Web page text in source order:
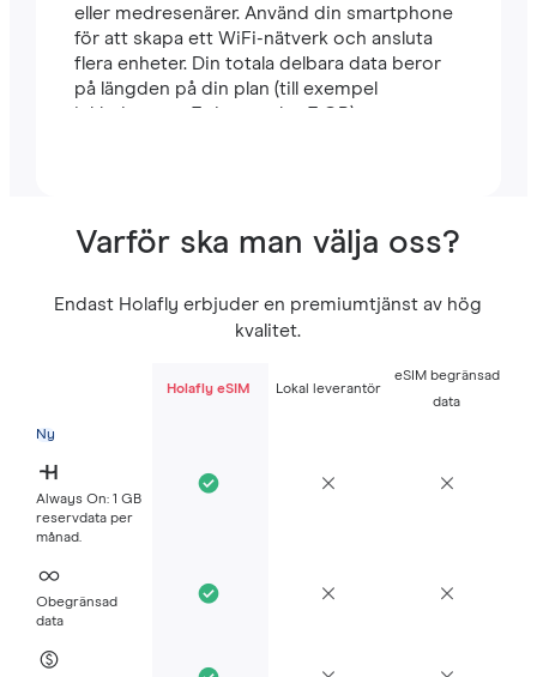
eller medresenärer. Använd din smartphone
för att skapa ett WiFi-nätverk och ansluta
flera enheter. Din totala delbara data beror
på längden på din plan (till exempel
inkluderar en 7-dagarsplan 7 GB).
Varför ska man välja oss?
Endast Holafly erbjuder en premiumtjänst av hög
kvalitet.
Holafly eSIM Lokal leverantör
eSIM begränsad
data
Ny
Always On: 1 GB
reservdata per
månad.
Obegränsad
data